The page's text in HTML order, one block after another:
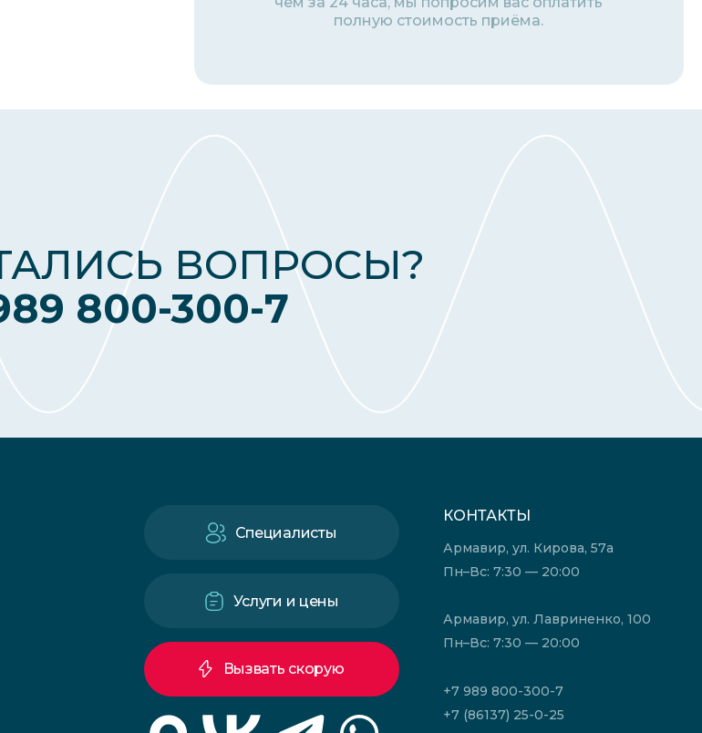
полную стоимость приёма.
ВОПРОСЫ?
800-300-7
Специалисты
Услуги и цены
Вызвать скорую
КОНТАКТЫ
Армавир, ул. Кирова, 57а
Пн–Вс: 7:30 — 20:00
Армавир, ул. Лавриненко, 100
Пн–Вс: 7:30 — 20:00
+7 989 800-300-7
+7 (86137) 25-0-25